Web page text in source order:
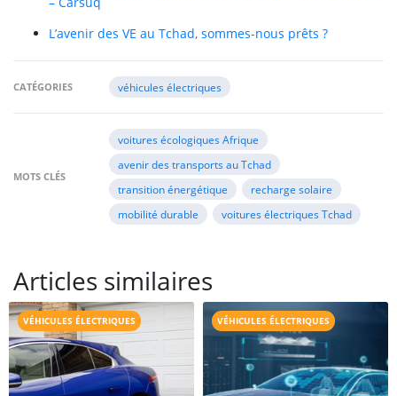
L’avenir des VE au Tchad, sommes-nous prêts ?
CATÉGORIES véhicules électriques
MOTS CLÉS
voitures écologiques Afrique
avenir des transports au Tchad
transition énergétique
recharge solaire
mobilité durable
voitures électriques Tchad
Articles similaires
VÉHICULES ÉLECTRIQUES VÉHICULES ÉLECTRIQUES